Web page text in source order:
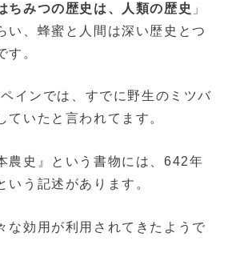
ちみつの歴史は、人類の歴史 」
い、蜂蜜と人間は深い歴史とつ
す。
インでは、すでに野生のミツバ
ていたと言われてます。
農史』という書物には、642年
いう記述があります。
な効用が利用されてきたようで